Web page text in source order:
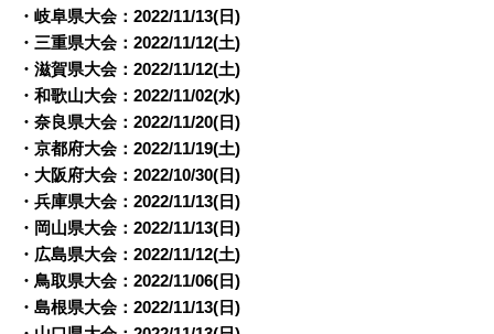
・岐阜県大会：2022/11/13(日)
・三重県大会：2022/11/12(土)
・滋賀県大会：2022/11/12(土)
・和歌山大会：2022/11/02(水)
・奈良県大会：2022/11/20(日)
・京都府大会：2022/11/19(土)
・大阪府大会：2022/10/30(日)
・兵庫県大会：2022/11/13(日)
・岡山県大会：2022/11/13(日)
・広島県大会：2022/11/12(土)
・鳥取県大会：2022/11/06(日)
・島根県大会：2022/11/13(日)